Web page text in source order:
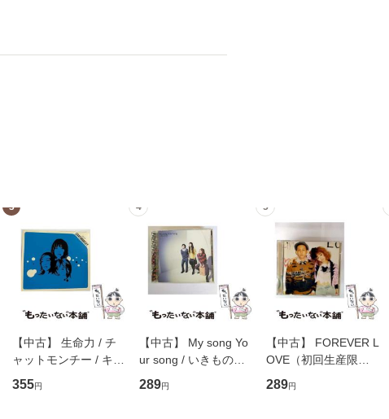
3
【中古】 生命力 / チ
ャットモンチー / キュ
ーンレコード [CD]
【メール便送料無料】
355円
4
【中古】 My song Yo
ur song / いきものが
かり / [CD]【メール便
送料無料】
289円
5
【中古】 FOREVER L
OVE（初回生産限定
盤） / 清水翔太×加藤
ミリヤ / [CD]【メール
289円